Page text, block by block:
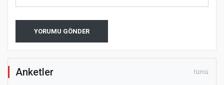
YORUMU GÖNDER
Anketler tümü